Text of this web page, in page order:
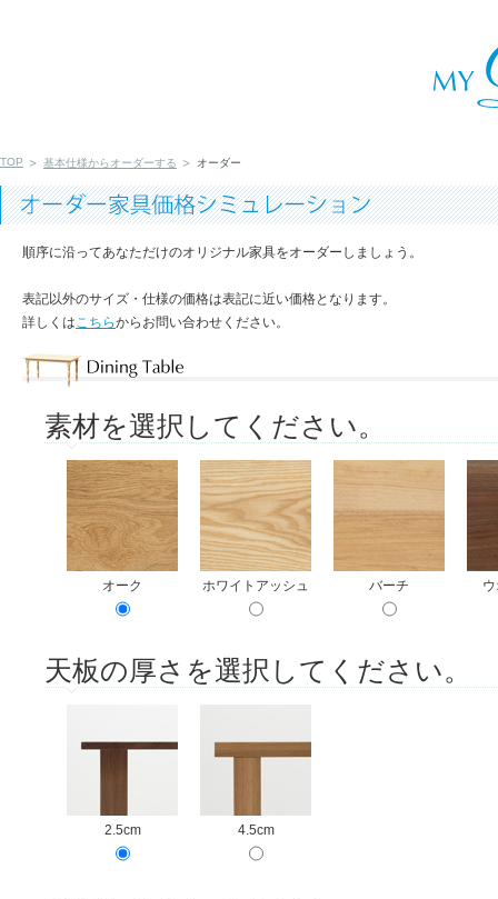
TOP 基本仕様からオーダーする オーダー
順序に沿ってあなただけのオリジナル家具をオーダーしましょう。
表記以外のサイズ・仕様の価格は表記に近い価格となります。
詳しくはこちらからお問い合わせください。
素材を選択してください。
オーク ホワイトアッシュ バーチ
天板の厚さを選択してください。
2.5cm 4.5cm